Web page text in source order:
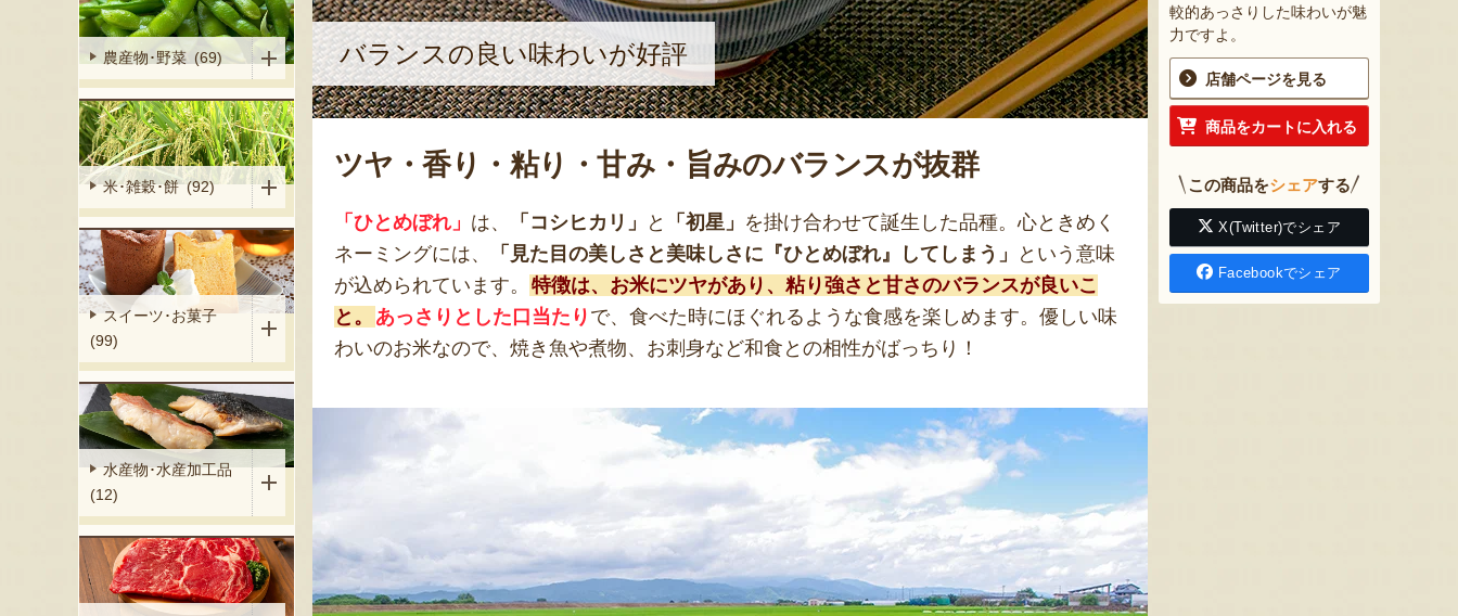
バランスの良い味わいが好評
ツヤ・香り・粘り・甘み・旨みのバランスが抜群
「ひとめぼれ」 は、 「コシヒカリ」 と 「初星」 を掛け合わせて誕生した品種。心ときめく
ネーミングには、
「見た目の美しさと美味しさに『ひとめぼれ』してしまう」
という意味
が込められています。 特徴は、お米にツヤがあり、粘り強さと甘さのバランスが良いこ
と。
あっさりとした口当たり で、食べた時にほぐれるような食感を楽しめます。優しい味
わいのお米なので、焼き魚や煮物、お刺身など和食との相性がばっちり！
較的あっさりした味わいが魅
力ですよ。
店舗ページを見る
商品をカートに入れる
この商品をシェアする
X(Twitter)でシェア
Facebookでシェア
農産物･野菜 (69)
米･雑穀･餅 (92)
スイーツ･お菓子
(99)
水産物･水産加工品
(12)